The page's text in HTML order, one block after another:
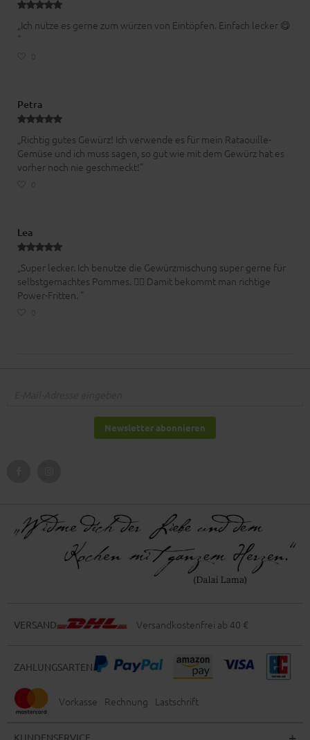
„Ich nutze es gerne zum würzen von Eintöpfen. Einfach lecker 😋
”
Petra
„Richtig gutes Gewürz! Ich verwende es für mein Rataouille-
Gemüse und ich muss sagen, so gut wie mit dem Gewürz hat es
vorher noch nie geschmeckt!”
Lea
„Super lecker. Ich benutze die Gewürzmischung super gerne für
selbstgemachtes Pommes. 👍🏻 Damit bekommt man richtige
Power-Fritten. ”
Newsletter abonnieren
VERSAND Versandkostenfrei ab 40 €
ZAHLUNGSARTEN
Vorkasse Rechnung Lastschrift
KUNDENSERVICE